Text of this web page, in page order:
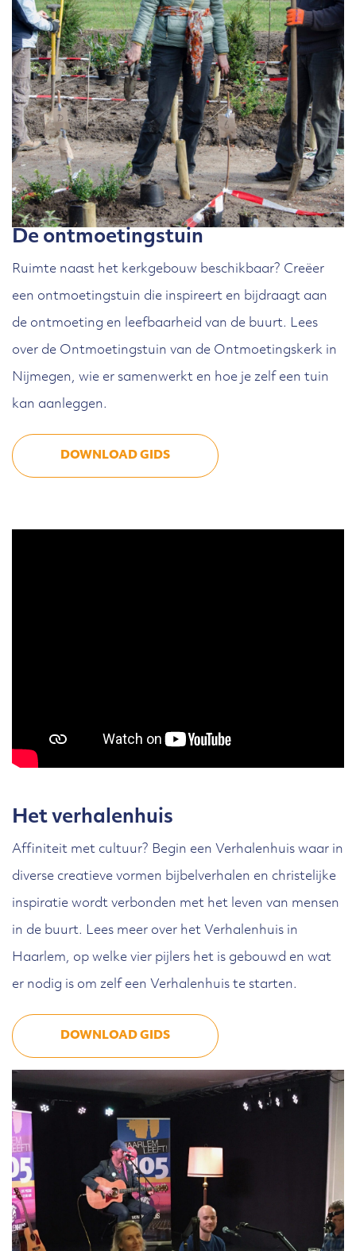
De ontmoetingstuin
Ruimte naast het kerkgebouw beschikbaar? Creëer
een ontmoetingstuin die inspireert en bijdraagt aan
de ontmoeting en leefbaarheid van de buurt. Lees
over de Ontmoetingstuin van de Ontmoetingskerk in
Nijmegen, wie er samenwerkt en hoe je zelf een tuin
kan aanleggen.
DOWNLOAD GIDS
Het verhalenhuis
Affiniteit met cultuur? Begin een Verhalenhuis waar in
diverse creatieve vormen bijbelverhalen en christelijke
inspiratie wordt verbonden met het leven van mensen
in de buurt. Lees meer over het Verhalenhuis in
Haarlem, op welke vier pijlers het is gebouwd en wat
er nodig is om zelf een Verhalenhuis te starten.
DOWNLOAD GIDS